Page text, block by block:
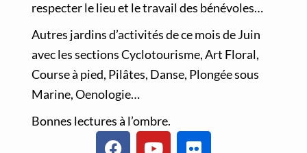
respecter le lieu et le travail des bénévoles…
Autres jardins d’activités de ce mois de Juin
avec les sections Cyclotourisme, Art Floral,
Course à pied, Pilâtes, Danse, Plongée sous
Marine, Oenologie…
Bonnes lectures à l’ombre.